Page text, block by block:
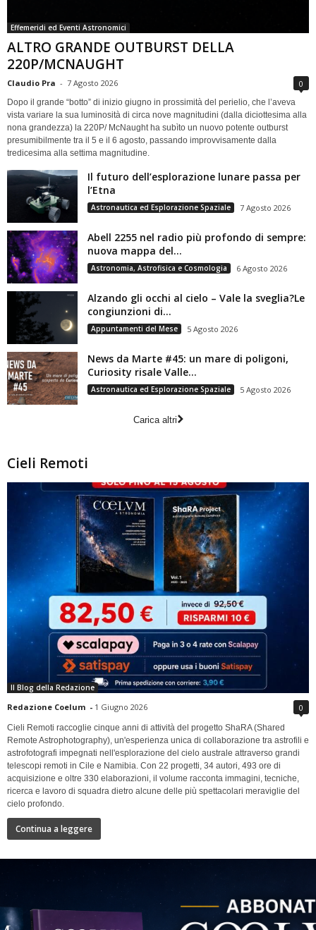
Effemeridi ed Eventi Astronomici
ALTRO GRANDE OUTBURST DELLA
220P/MCNAUGHT
Claudio Pra - 7 Agosto 2026 0
Dopo il grande “botto” di inizio giugno in prossimità del perielio, che l’aveva
vista variare la sua luminosità di circa nove magnitudini (dalla diciottesima alla
nona grandezza) la 220P/ McNaught ha subìto un nuovo potente outburst
presumibilmente tra il 5 e il 6 agosto, passando improvvisamente dalla
tredicesima alla settima magnitudine.
Il futuro dell’esplorazione lunare passa per
l’Etna
Astronautica ed Esplorazione Spaziale 7 Agosto 2026
Abell 2255 nel radio più profondo di sempre:
nuova mappa del...
Astronomia, Astrofisica e Cosmologia 6 Agosto 2026
Alzando gli occhi al cielo – Vale la sveglia?Le
congiunzioni di...
Appuntamenti del Mese 5 Agosto 2026
News da Marte #45: un mare di poligoni,
Curiosity risale Valle...
Astronautica ed Esplorazione Spaziale 5 Agosto 2026
Carica altri
Cieli Remoti
Il Blog della Redazione
Redazione Coelum - 1 Giugno 2026 0
Cieli Remoti raccoglie cinque anni di attività del progetto ShaRA (Shared
Remote Astrophotography), un'esperienza unica di collaborazione tra astrofili e
astrofotografi impegnati nell'esplorazione del cielo australe attraverso grandi
telescopi remoti in Cile e Namibia. Con 22 progetti, 34 autori, 493 ore di
acquisizione e oltre 330 elaborazioni, il volume racconta immagini, tecniche,
ricerca e lavoro di squadra dietro alcune delle più spettacolari meraviglie del
cielo profondo.
Continua a leggere